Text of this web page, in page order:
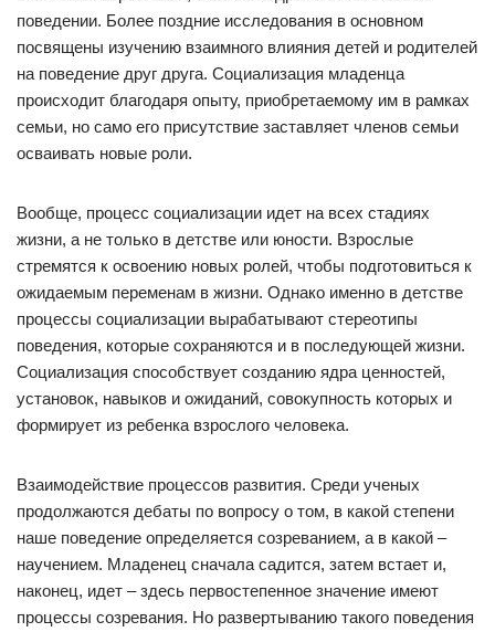
поведении. Более поздние исследования в основном
посвящены изучению взаимного влияния детей и родителей
на поведение друг друга. Социализация младенца
происходит благодаря опыту, приобретаемому им в рамках
семьи, но само его присутствие заставляет членов семьи
осваивать новые роли.
Вообще, процесс социализации идет на всех стадиях
жизни, а не только в детстве или юности. Взрослые
стремятся к освоению новых ролей, чтобы подготовиться к
ожидаемым переменам в жизни. Однако именно в детстве
процессы социализации вырабатывают стереотипы
поведения, которые сохраняются и в последующей жизни.
Социализация способствует созданию ядра ценностей,
установок, навыков и ожиданий, совокупность которых и
формирует из ребенка взрослого человека.
Взаимодействие процессов развития. Среди ученых
продолжаются дебаты по вопросу о том, в какой степени
наше поведение определяется созреванием, а в какой –
научением. Младенец сначала садится, затем встает и,
наконец, идет – здесь первостепенное значение имеют
процессы созревания. Но развертыванию такого поведения